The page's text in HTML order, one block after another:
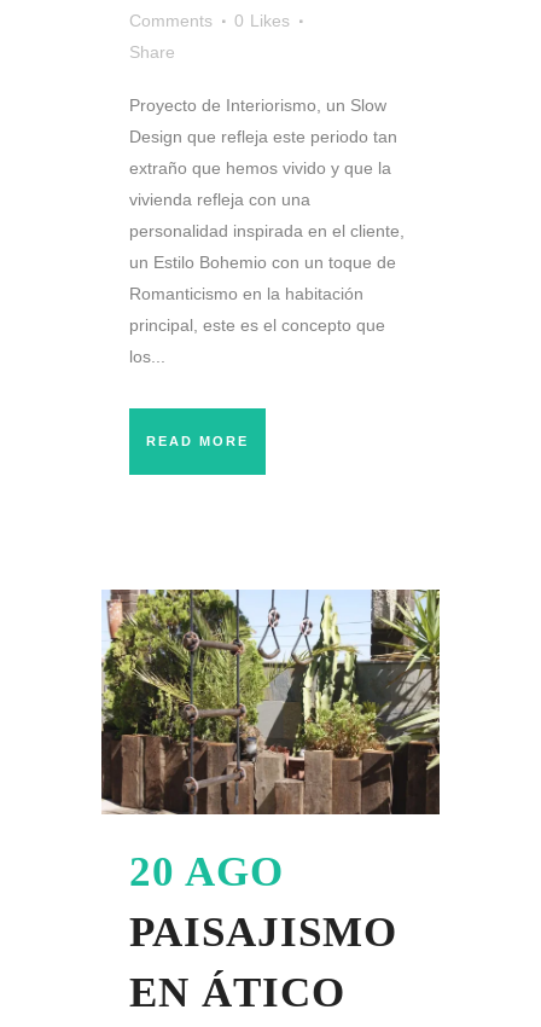
Comments
0 Likes
Share
Proyecto de Interiorismo, un Slow
Design que refleja este periodo tan
extraño que hemos vivido y que la
vivienda refleja con una
personalidad inspirada en el cliente,
un Estilo Bohemio con un toque de
Romanticismo en la habitación
principal, este es el concepto que
los...
READ MORE
20 AGO
PAISAJISMO
EN ÁTICO